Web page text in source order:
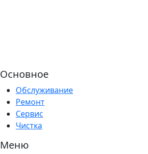
Основное
Обслуживание
Ремонт
Сервис
Чистка
Меню